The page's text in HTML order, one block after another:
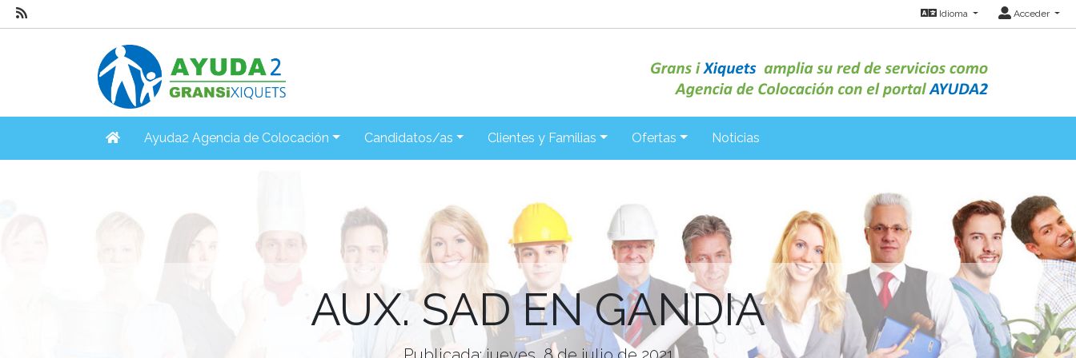
Idioma Acceder
Ayuda2 Agencia de Colocación Candidatos/as Clientes y Familias Ofertas Noticias
AUX. SAD EN GANDIA